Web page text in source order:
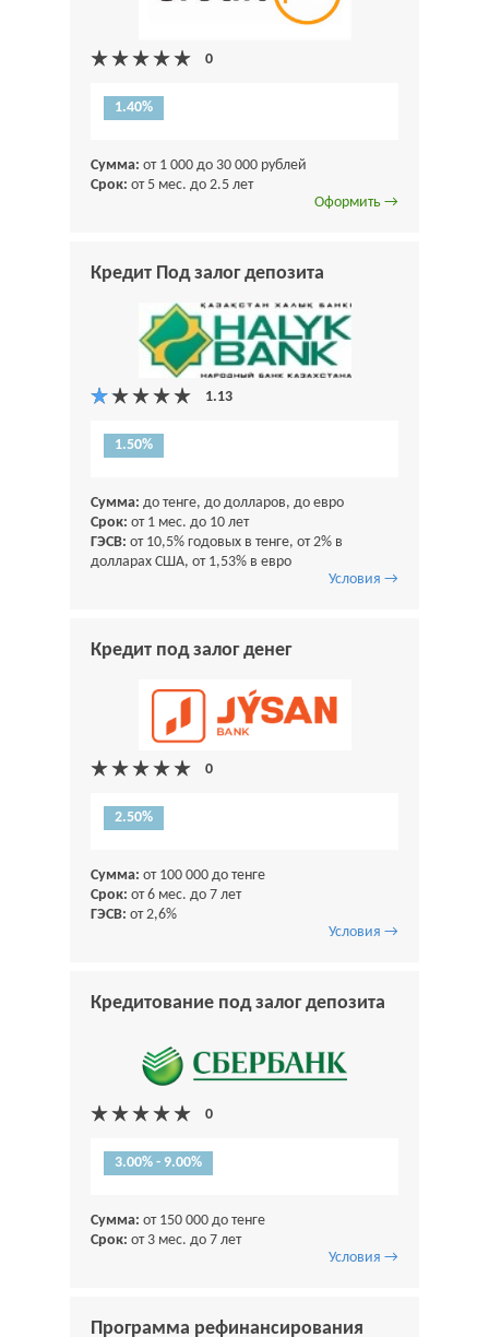
1.40%
Сумма: от 1 000 до 30 000 рублей
Срок: от 5 мес. до 2.5 лет
Оформить →
Кредит Под залог депозита
1.50%
Сумма: до тенге, до долларов, до евро
Срок: от 1 мес. до 10 лет
ГЭСВ: от 10,5% годовых в тенге, от 2% в
долларах США, от 1,53% в евро
Условия →
Кредит под залог денег
2.50%
Сумма: от 100 000 до тенге
Срок: от 6 мес. до 7 лет
ГЭСВ: от 2,6%
Условия →
Кредитование под залог депозита
3.00% - 9.00%
Сумма: от 150 000 до тенге
Срок: от 3 мес. до 7 лет
Условия →
Программа рефинансирования